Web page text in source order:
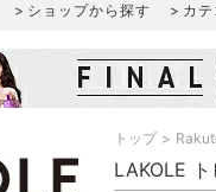
ショップから探す カ
トップ
LAKOLE